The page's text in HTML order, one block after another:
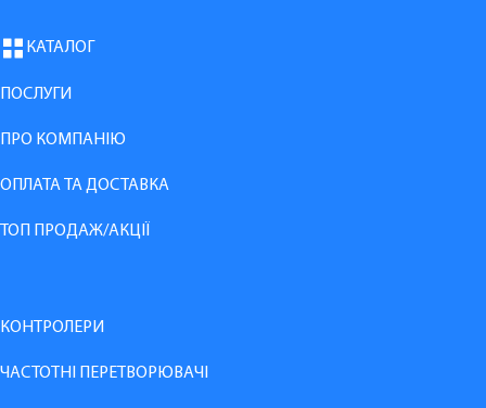
КАТАЛОГ
ПОСЛУГИ
ПРО КОМПАНІЮ
ОПЛАТА ТА ДОСТАВКА
ТОП ПРОДАЖ/АКЦІЇ
КОНТРОЛЕРИ
ЧАСТОТНІ ПЕРЕТВОРЮВАЧІ